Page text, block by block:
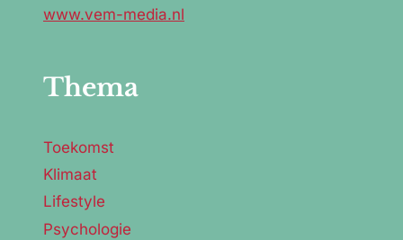
www.vem-media.nl
Thema
Toekomst
Klimaat
Lifestyle
Psychologie